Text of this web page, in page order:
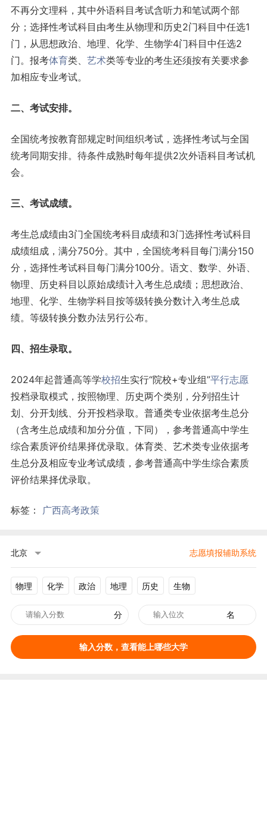
不再分文理科，其中外语科目考试含听力和笔试两个部
分；选择性考试科目由考生从物理和历史2门科目中任选1
门，从思想政治、地理、化学、生物学4门科目中任选2
门。报考体育类、 艺术类等专业的考生还须按有关要求参
加相应专业考试。
二、考试安排。
全国统考按教育部规定时间组织考试，选择性考试与全国
统考同期安排。待条件成熟时每年提供2次外语科目考试机
会。
三、考试成绩。
考生总成绩由3门全国统考科目成绩和3门选择性考试科目
成绩组成，满分750分。其中，全国统考科目每门满分150
分，选择性考试科目每门满分100分。语文、数学、外语、
物理、历史科目以原始成绩计入考生总成绩；思想政治、
地理、化学、生物学科目按等级转换分数计入考生总成
绩。等级转换分数办法另行公布。
四、招生录取。
2024年起普通高等学校招生实行“院校+专业组”平行志愿
投档录取模式，按照物理、历史两个类别，分列招生计
划、分开划线、分开投档录取。普通类专业依据考生总分
（含考生总成绩和加分分值，下同），参考普通高中学生
综合素质评价结果择优录取。体育类、艺术类专业依据考
生总分及相应专业考试成绩，参考普通高中学生综合素质
评价结果择优录取。
标签： 广西高考政策
北京 志愿填报辅助系统
物理 化学 政治 地理 历史 生物
分 名
输入分数，查看能上哪些大学